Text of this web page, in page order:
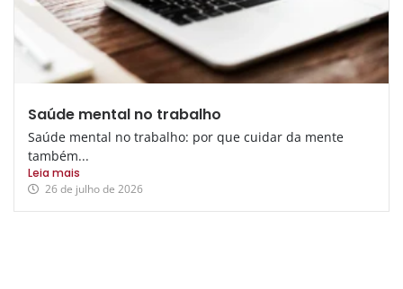
Saúde mental no trabalho
Saúde mental no trabalho: por que cuidar da mente
também...
Leia mais
26 de julho de 2026